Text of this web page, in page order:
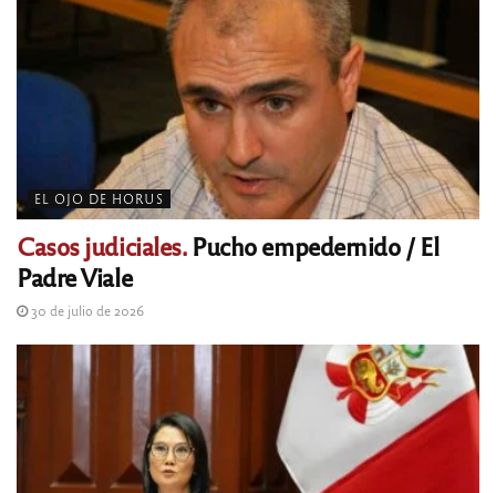
EL OJO DE HORUS
Casos judiciales.Pucho empedernido / El
Padre Viale
30 de julio de 2026